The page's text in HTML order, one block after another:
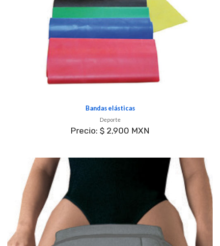
Bandas elásticas
Deporte
Precio: $ 2,900 MXN